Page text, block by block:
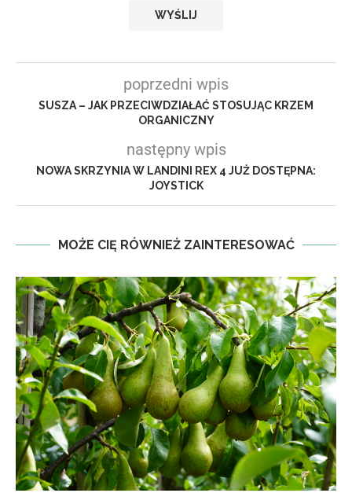
poprzedni wpis
SUSZA – JAK PRZECIWDZIAŁAĆ STOSUJĄC KRZEM
ORGANICZNY
następny wpis
NOWA SKRZYNIA W LANDINI REX 4 JUŻ DOSTĘPNA:
JOYSTICK
MOŻE CIĘ RÓWNIEŻ ZAINTERESOWAĆ